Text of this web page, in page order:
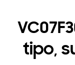
tipo,